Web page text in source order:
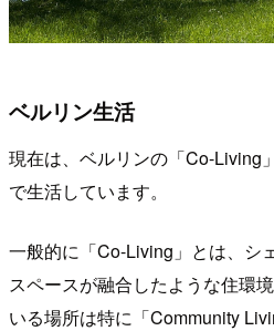
ベルリン生活
現在は、ベルリンの「Co-Living
で生活しています。
一般的に「Co-Living」とは、シ
スペースが融合したような住環
いる場所は特に「Community